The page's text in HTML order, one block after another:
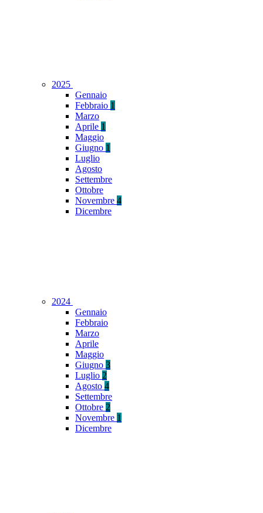
2025
Gennaio
Febbraio 1
Marzo
Aprile 1
Maggio
Giugno 1
Luglio
Agosto
Settembre
Ottobre
Novembre 4
Dicembre
2024
Gennaio
Febbraio
Marzo
Aprile
Maggio
Giugno 3
Luglio 2
Agosto 4
Settembre
Ottobre 2
Novembre 1
Dicembre